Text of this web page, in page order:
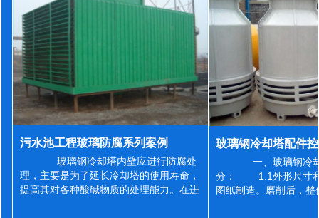
污水池工程玻璃防腐系列案例
玻璃钢冷却塔内壁应进行防腐处
理，主要是为了延长冷却塔的使用寿命，
提高其对各种酸碱物质的处理能力。在进
一、玻璃钢冷
分： 1.1外形尺寸和
图纸制造。磨削后，